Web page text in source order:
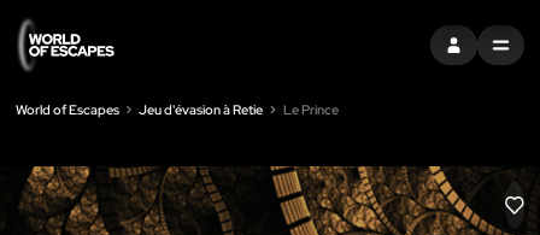
S'INSCRIREMENU
World of Escapes Jeu d'évasion à Retie Le Prince
LIKE